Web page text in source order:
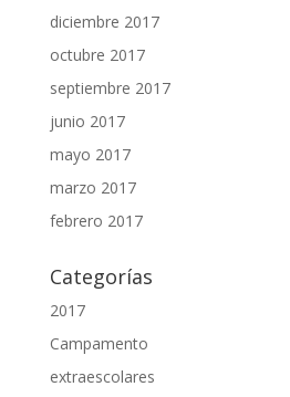
diciembre 2017
octubre 2017
septiembre 2017
junio 2017
mayo 2017
marzo 2017
febrero 2017
Categorías
2017
Campamento
extraescolares